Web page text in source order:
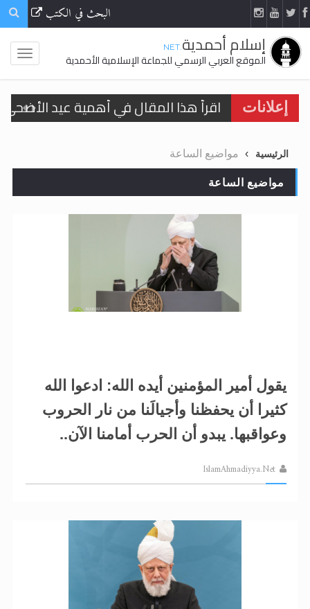
البحث في الكتب
إسلام أحمدية.NET
الموقع العربي الرسمي للجماعة الإسلامية الأحمدية
إعلانات
اقرأ هذا المقال في أهمية عيد
تعميم هامّ لأفراد الجماعة >> المزيد
تعميم هامّ لأفراد الجماعة >> المزيد
اقرأ هذا الكتاب وتعرّف على حقيقة
اقرأ هذا المقال في أهمية عيد
الرئيسية مواضيع الساعة
مواضيع الساعة
يقول أمير المؤمنين أيده الله: ادعوا الله
كثيرا أن يحفظنا وأجيالَنا من نار الحروب
وعواقبها. يبدو أن الحرب أمامنا الآن..
IslamAhmadiyya.Net